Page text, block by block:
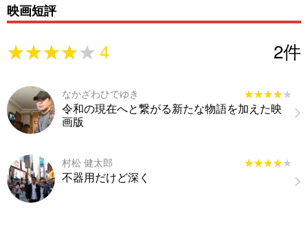
映画短評
★★★★★
★★★★★4 2件
なかざわひでゆき ★★★★★
★★★★★
令和の現在へと繋がる新たな物語を加えた映
画版
村松 健太郎 ★★★★★
★★★★★
不器用だけど深く